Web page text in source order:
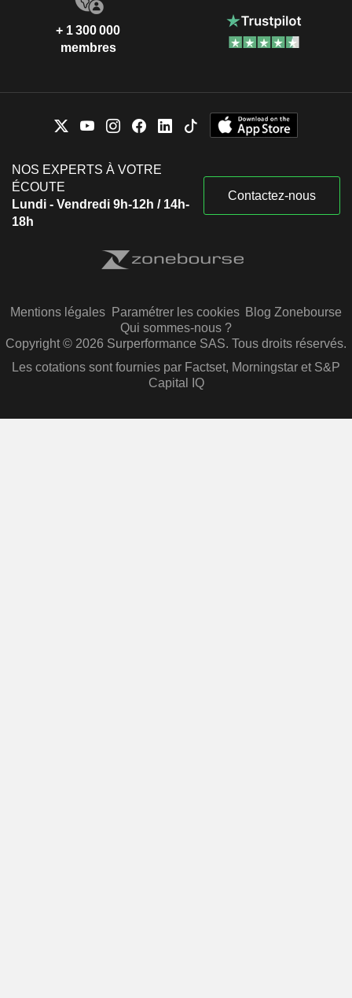
+ 1 300 000
membres
NOS EXPERTS À VOTRE
ÉCOUTE
Lundi - Vendredi 9h-12h / 14h-
18h
Contactez-nous
Mentions légales Paramétrer les cookies Blog Zonebourse
Qui sommes-nous ?
Copyright © 2026 Surperformance SAS. Tous droits réservés.
Les cotations sont fournies par Factset, Morningstar et S&P
Capital IQ